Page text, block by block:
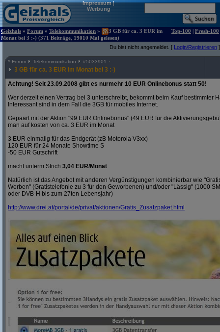
Impressum|
Werbung
Geizhals » Forum » Telekommunikation »
3 GB für ca. 3 EUR im
Monat bei 3 :-) (371 Beiträge, 19010 Mal gelesen)
Top-100 | Fresh-100
Du bist nicht angemeldet. [ Login/Registrieren ]
^ Forum Telekommunikation #5033901
3 GB für ca. 3 EUR im Monat bei 3 :-)
Achtung! Seit 23.09.2008 gibt es nurmehr 10 EUR Onlinebonus statt 50!
Wer derzeit einen Vertrag bei 3 unterschreibt, bekommt beim Kauf bestimmter
Interessant sind in dem Fall die 3GB für mobiles Internet.
Gepaart mit der Aktion "99 EUR Onlinebonus" (49 EUR für die
man auf kosten von ca. 3 EUR im Monat
3 EUR einmalig für das Endgerät (zB Motorola V3xx)
120 EUR für 24 Monate Showtime S
-50 EUR Gutschrift
macht unterm Strich 3,04 EUR/Monat
Natürlich ist das Angebot mit anderen Vergünstigungen kombinierbar wie
Werben" (Gratistelefonie zu 3 für den Geworbenen) und/oder "Lässig" (1000
oder DVB-H bis zum 27ten Lebensjahr)
http://www.drei.at/portal/de/privat/aktionen/Gratis_Zusatzpaket.html